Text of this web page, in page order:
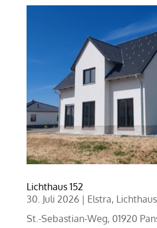
Lichthaus 152
30. Juli 2026| Elstra,
St.-Sebastian-Weg, 01920